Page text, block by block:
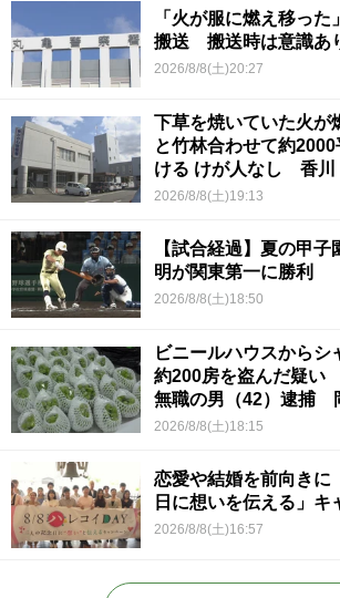
「火が服に燃え移っ
搬送 搬送時は意識あ
2026/8/8(土)20:27
下草を焼いていた火
と竹林合わせて約
ける けが人なし 香川
2026/8/8(土)19:13
【試合経過】夏の甲
明が関東第一に勝利
2026/8/8(土)18:50
ビニールハウスからシ
約200房を盗んだ疑
無職の男（42）逮捕
2026/8/8(土)18:15
恋愛や結婚を前向き
日に想いを伝える」キ
2026/8/8(土)16:57